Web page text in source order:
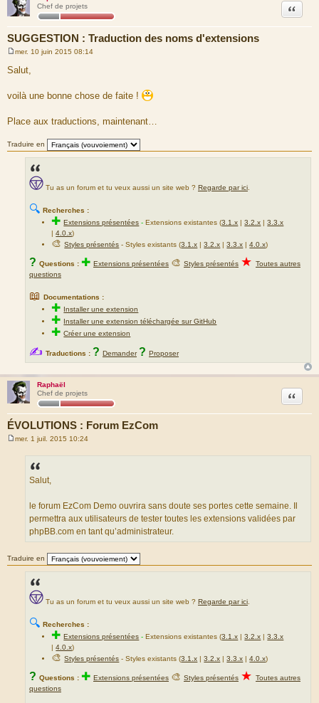
Chef de projets
SUGGESTION : Traduction des noms d'extensions
Citation
e
s
a
g
mer. 10 juin 2015 08:14
Salut,
voilà une bonne chose de faite !
Place aux traductions, maintenant…
Traduire en
Tu as un forum et tu veux aussi un site web ? Regarde par ici
🔍 Recherches :
✚Extensions présentées -Extensions existantes (3.1.x |3.2.x |3.3.x
|4.0.x)
🎨Styles présentés - Styles existants (3.1.x |3.2.x |3.3.x |4.0.x)
? Questions : ✚ Extensions présentées 🎨 Styles présentés ★ Toutes autres
questions
📖 Documentations :
✚ Installer une extension
✚ Installer une extension téléchargée sur GitHub
✚Créer une extension
✍ Traductions : ? Demander ? Proposer
Raphaël
Chef de projets
ÉVOLUTIONS : Forum EzCom
Citation
mer. 1 juil. 2015 10:24
Salut,
le forum EzCom Demo ouvrira sans doute ses portes cette semaine. Il
permettra aux utilisateurs de tester toutes les extensions validées par
phpBB.com en tant qu’administrateur.
Traduire en
Tu as un forum et tu veux aussi un site web ? Regarde par ici
🔍 Recherches :
✚Extensions présentées -Extensions existantes (3.1.x |3.2.x |3.3.x
|4.0.x)
🎨Styles présentés - Styles existants (3.1.x |3.2.x |3.3.x |4.0.x)
? Questions : ✚ Extensions présentées 🎨 Styles présentés ★ Toutes autres
questions